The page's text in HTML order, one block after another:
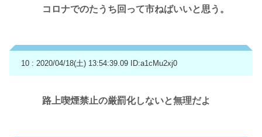
コロナでのたうち回って市ねばいいと思う。
10 : 2020/04/18(土) 13:54:39.09 ID:a1cMu2xj0
路上喫煙禁止の厳罰化しないと無理だよ